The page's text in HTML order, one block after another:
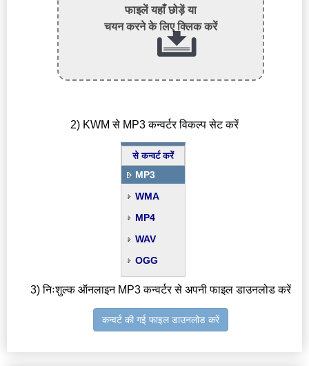
फाइलें यहाँ छोड़ें या
चयन करने के लिए क्लिक करें
2) KWM से MP3 कन्वर्टर विकल्प सेट करें
से कन्वर्ट करें
MP3
WMA
MP4
WAV
OGG
3) निःशुल्क ऑनलाइन MP3 कन्वर्टर से अपनी फाइल डाउनलोड करें
कन्वर्ट की गई फाइल डाउनलोड करें